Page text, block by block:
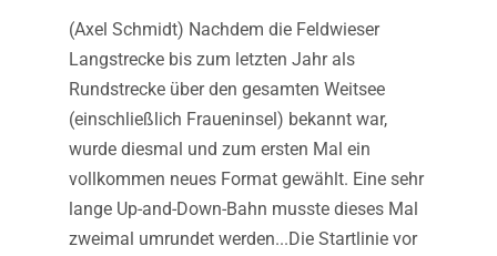
(Axel Schmidt) Nachdem die Feldwieser
Langstrecke bis zum letzten Jahr als
Rundstrecke über den gesamten Weitsee
(einschließlich Fraueninsel) bekannt war,
wurde diesmal und zum ersten Mal ein
vollkommen neues Format gewählt. Eine sehr
lange Up-and-Down-Bahn musste dieses Mal
zweimal umrundet werden...Die Startlinie vor